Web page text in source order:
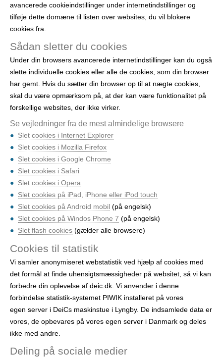
avancerede cookieindstillinger under internetindstillinger og
tilføje dette domæne til listen over websites, du vil blokere
cookies fra.
Sådan sletter du cookies
Under din browsers avancerede internetindstillinger kan du også
slette individuelle cookies eller alle de cookies, som din browser
har gemt. Hvis du sætter din browser op til at nægte cookies,
skal du være opmærksom på, at der kan være funktionalitet på
forskellige websites, der ikke virker.
Se vejledninger fra de mest almindelige browsere
Slet cookies i Internet Explorer
Slet cookies i Mozilla Firefox
Slet cookies i Google Chrome
Slet cookies i Safari
Slet cookies i Opera
Slet cookies på iPad, iPhone eller iPod touch
Slet cookies på Android mobil (på engelsk)
Slet cookies på Windos Phone 7 (på engelsk)
Slet flash cookies (gælder alle browsere)
Cookies til statistik
Vi samler anonymiseret webstatistik ved hjælp af cookies med
det formål at finde uhensigtsmæssigheder på websitet, så vi kan
forbedre din oplevelse af deic.dk. Vi anvender i denne
forbindelse statistik-systemet PIWIK installeret på vores
egen server i DeiCs maskinstue i Lyngby. De indsamlede data er
vores, de opbevares på vores egen server i Danmark og deles
ikke med andre.
Deling på sociale medier